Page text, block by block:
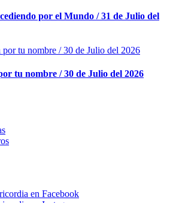
por el Mundo / 31 de Julio del
tu nombre / 30 de Julio del 2026
en Facebook